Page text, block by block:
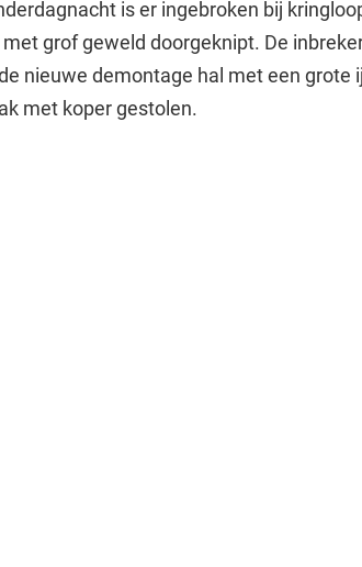
is er ingebroken bij
grof geweld doorgeknipt. De
nieuwe demontage hal met een grote
met koper gestolen.